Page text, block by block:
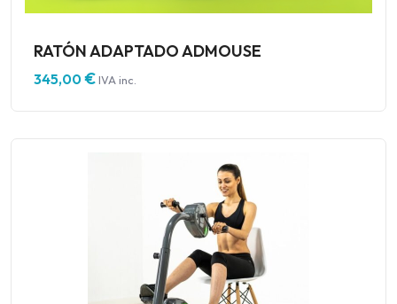
RATÓN ADAPTADO ADMOUSE
345,00€IVA inc.